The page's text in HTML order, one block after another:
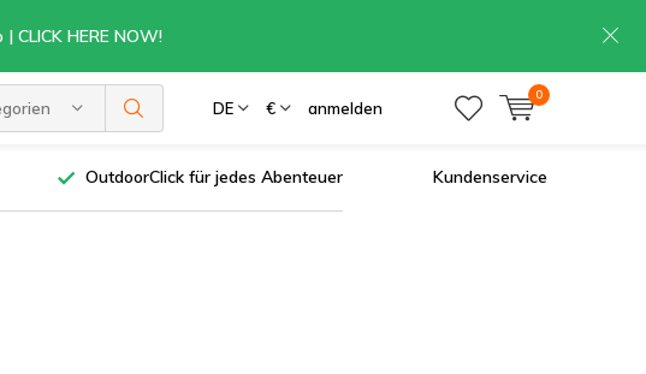
DE € anmelden
0
CLICK HERE NOW!
OutdoorClick für jedes Abenteuer Kundenservice